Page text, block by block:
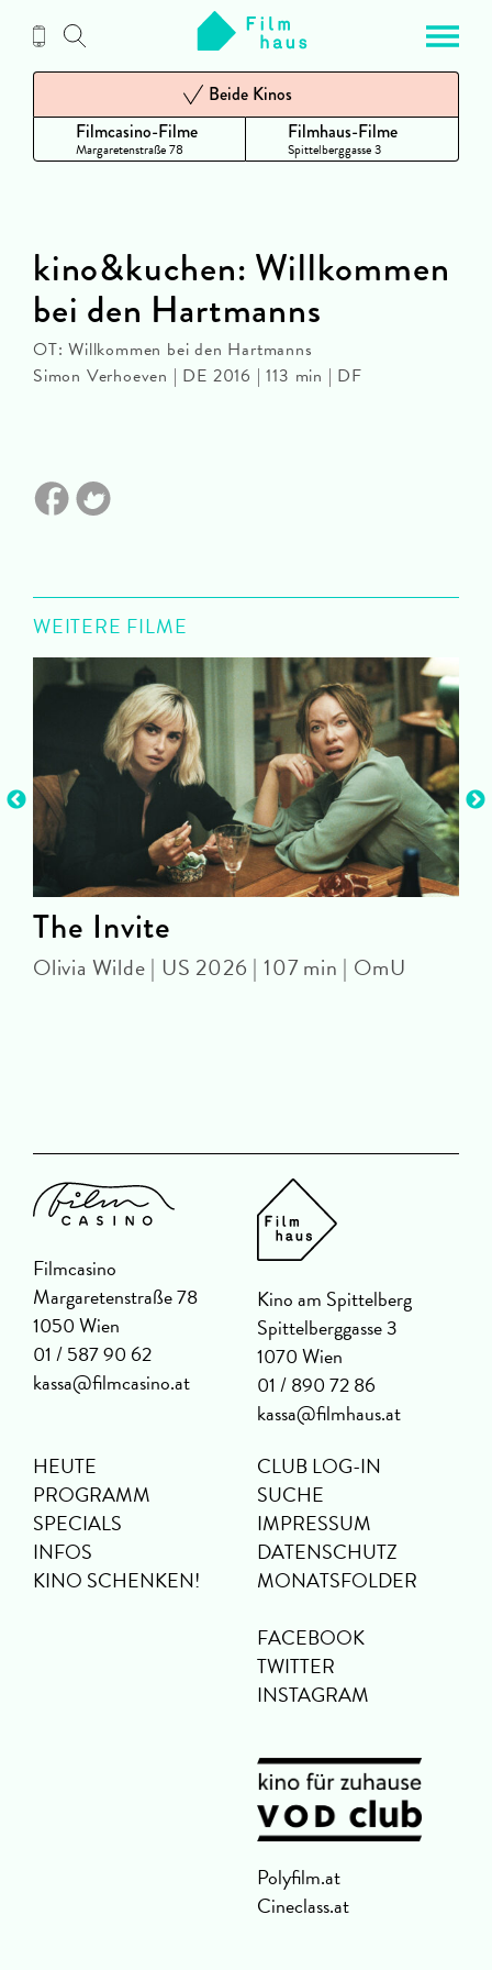
Inhalt
Filmcasino-Filme
Margaretenstraße 78
Beide Kinos
Filmhaus-Filme
Spittelberggasse 3
kino&kuchen: Willkommen
bei den Hartmanns
OT: Willkommen bei den Hartmanns
Simon Verhoeven | DE 2016 | 113 min | DF
WEITERE FILME
The Invite
Olivia Wilde | US 2026 | 107 min | OmU
Filmcasino
Margaretenstraße 78
1050 Wien
01 / 587 90 62
kassa@filmcasino.at
Kino am Spittelberg
Spittelberggasse 3
1070 Wien
01 / 890 72 86
kassa@filmhaus.at
HEUTE
PROGRAMM
SPECIALS
INFOS
KINO SCHENKEN!
CLUB LOG-IN
SUCHE
IMPRESSUM
DATENSCHUTZ
MONATSFOLDER
FACEBOOK
TWITTER
INSTAGRAM
Polyfilm.at
Cineclass.at